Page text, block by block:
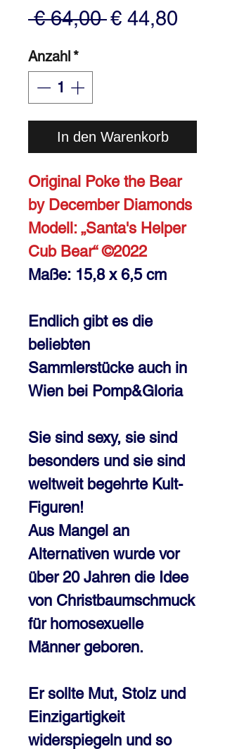
€ 64,00 Standardpreis
€ 44,80
Anzahl*
In den Warenkorb
Original Poke the Bear
by December Diamonds
Modell: „Santa's Helper
Cub Bear“ ©2022
Maße: 15,8 x 6,5 cm
Endlich gibt es die
beliebten
Sammlerstücke auch in
Wien bei Pomp&Gloria
Sie sind sexy, sie sind
besonders und sie sind
weltweit begehrte Kult-
Figuren!
Aus Mangel an
Alternativen wurde vor
über 20 Jahren die Idee
von Christbaumschmuck
für homosexuelle
Männer geboren.
Er sollte Mut, Stolz und
Einzigartigkeit
widerspiegeln und so